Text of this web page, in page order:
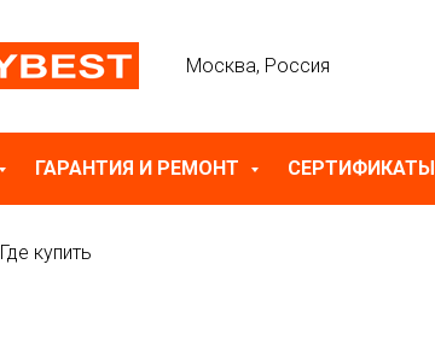
Москва, Россия
ГАРАНТИЯ И РЕМОНТ СЕРТИФИКАТЫ
Где купить